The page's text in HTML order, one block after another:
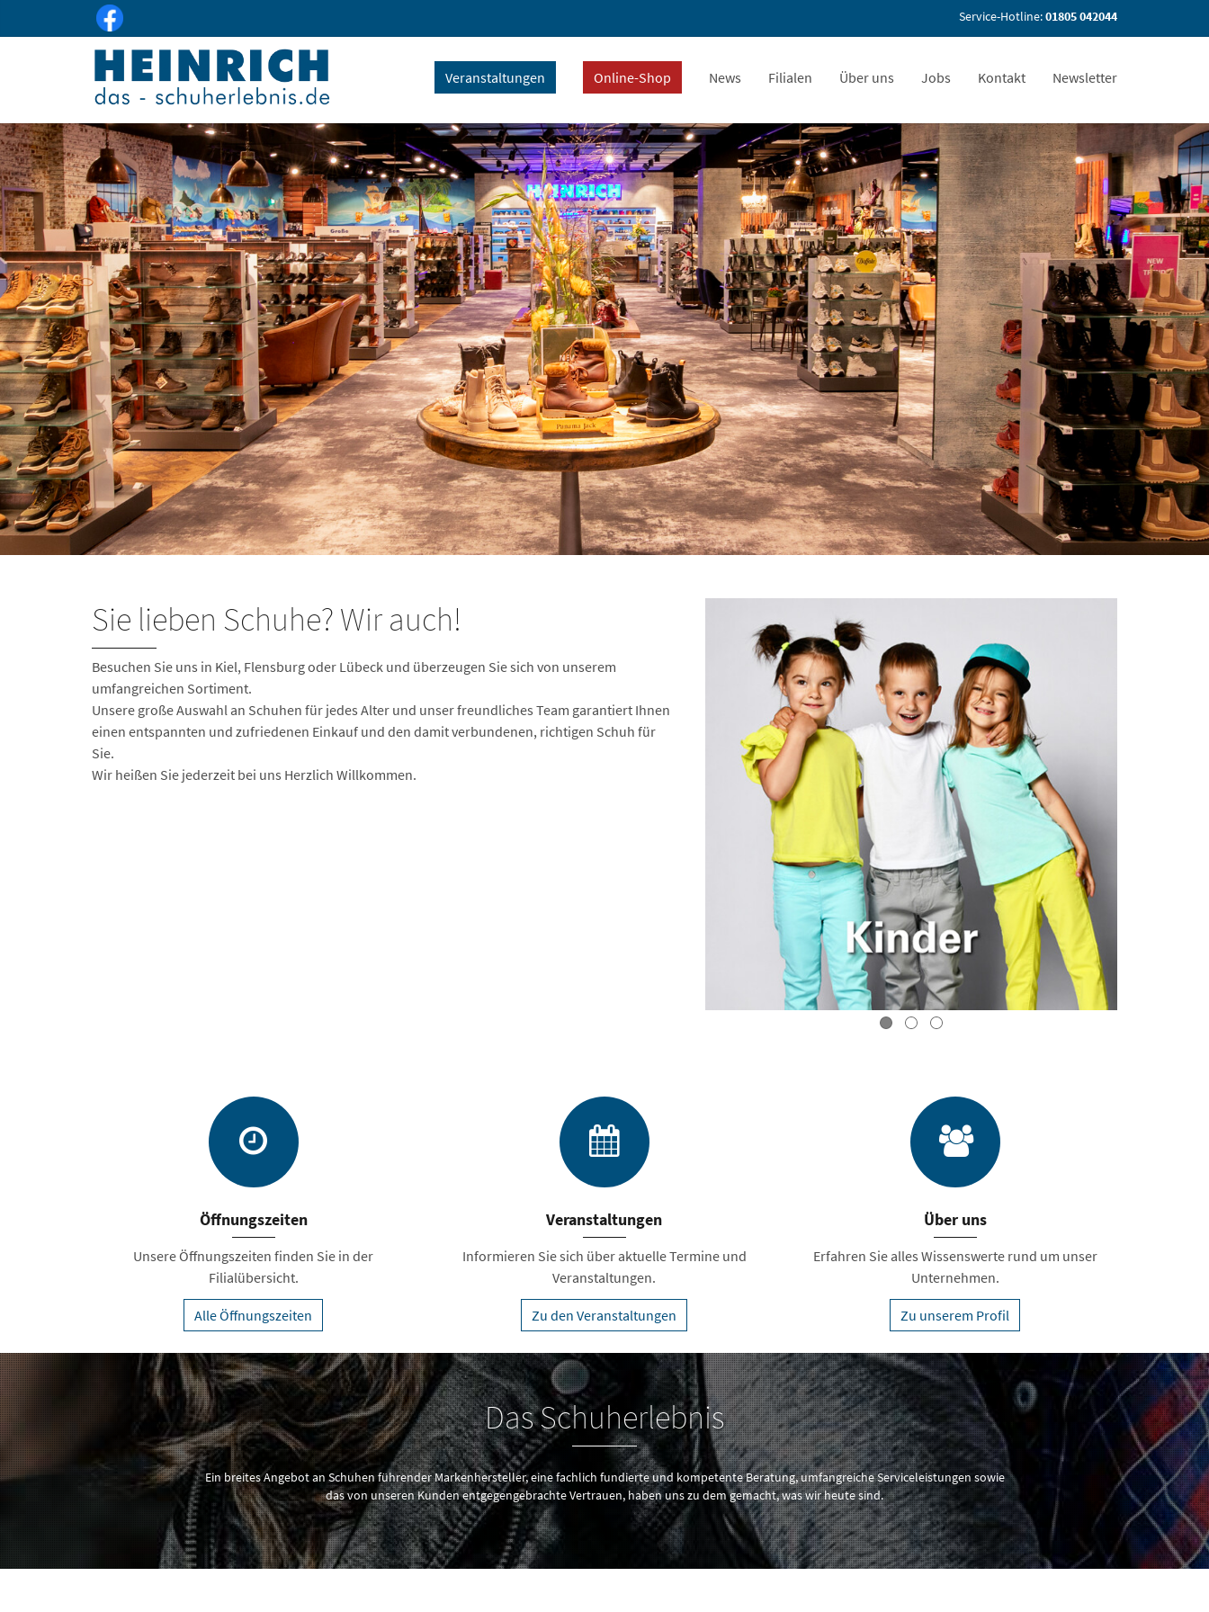
Service-Hotline:01805 042044
Veranstaltungen Online-Shop News Filialen Über uns Jobs Kontakt Newsletter
Sie lieben Schuhe? Wir auch!
Besuchen Sie uns in Kiel, Flensburg oder Lübeck und überzeugen Sie sich von unserem
umfangreichen Sortiment.
Unsere große Auswahl an Schuhen für jedes Alter und unser freundliches Team garantiert Ihnen
einen entspannten und zufriedenen Einkauf und den damit verbundenen, richtigen Schuh für
Sie.
Wir heißen Sie jederzeit bei uns Herzlich Willkommen.
Öffnungszeiten
Unsere Öffnungszeiten finden Sie in der
Filialübersicht.
Alle Öffnungszeiten
Veranstaltungen
Informieren Sie sich über aktuelle Termine und
Veranstaltungen.
Zu den Veranstaltungen
Über uns
Erfahren Sie alles Wissenswerte rund um unser
Unternehmen.
Zu unserem Profil
Das Schuherlebnis
Ein breites Angebot an Schuhen führender Markenhersteller, eine fachlich fundierte und kompetente Beratung, umfangreiche Serviceleistungen sowie
das von unseren Kunden entgegengebrachte Vertrauen, haben uns zu dem gemacht, was wir heute sind.